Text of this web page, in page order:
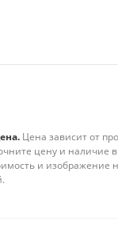
Цена зависит от
цену и наличие
и изображение